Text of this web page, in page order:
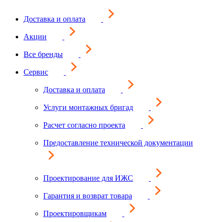
Доставка и оплата
Акции
Все бренды
Сервис
Доставка и оплата
Услуги монтажных бригад
Расчет согласно проекта
Предоставление технической документации
Проектирование для ИЖС
Гарантия и возврат товара
Проектировщикам